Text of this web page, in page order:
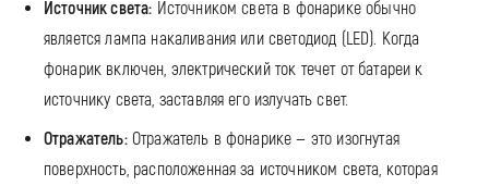
Источник света: Источником света в фонарике обычно
является лампа накаливания или светодиод (LED). Когда
фонарик включен, электрический ток течет от батареи к
источнику света, заставляя его излучать свет.
Отражатель:Отражатель в фонарике — это изогнутая
поверхность, расположенная за источником света, которая